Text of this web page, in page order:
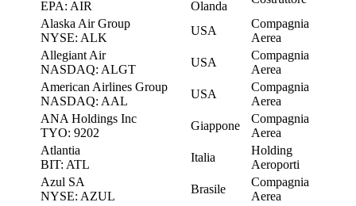
EPA: AIR
Olanda
Alaska Air Group
NYSE: ALK
USA
Compagnia
Aerea
Allegiant Air
NASDAQ: ALGT
USA
Compagnia
Aerea
American Airlines Group
NASDAQ: AAL
USA
Compagnia
Aerea
ANA Holdings Inc
TYO: 9202
Giappone
Compagnia
Aerea
Atlantia
BIT: ATL
Italia
Holding
Aeroporti
Azul SA
NYSE: AZUL
Brasile
Compagnia
Aerea